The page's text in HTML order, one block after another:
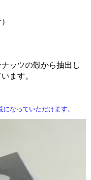
ッツの殻から抽出し
ます。
になっていただけます。